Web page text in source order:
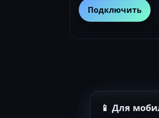
Подключить
📱 Для